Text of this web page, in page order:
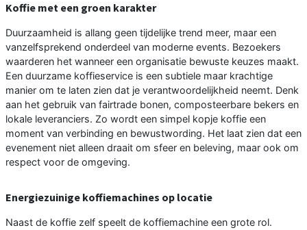
Koffie met een groen karakter
Duurzaamheid is allang geen tijdelijke trend meer, maar een
vanzelfsprekend onderdeel van moderne events. Bezoekers
waarderen het wanneer een organisatie bewuste keuzes maakt.
Een duurzame koffieservice is een subtiele maar krachtige
manier om te laten zien dat je verantwoordelijkheid neemt. Denk
aan het gebruik van fairtrade bonen, composteerbare bekers en
lokale leveranciers. Zo wordt een simpel kopje koffie een
moment van verbinding en bewustwording. Het laat zien dat een
evenement niet alleen draait om sfeer en beleving, maar ook om
respect voor de omgeving.
Energiezuinige koffiemachines op locatie
Naast de koffie zelf speelt de koffiemachine een grote rol.